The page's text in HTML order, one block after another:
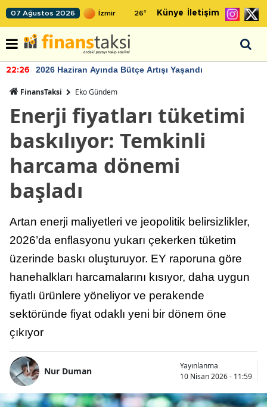
07 Ağustos 2026 26° Künye İletişim
22:26 2026 Haziran Ayında Bütçe Artışı Yaşandı
FinansTaksi Eko Gündem
Enerji fiyatları tüketimi
baskılıyor: Temkinli
harcama dönemi
başladı
Artan enerji maliyetleri ve jeopolitik belirsizlikler,
2026’da enflasyonu yukarı çekerken tüketim
üzerinde baskı oluşturuyor. EY raporuna göre
hanehalkları harcamalarını kısıyor, daha uygun
fiyatlı ürünlere yöneliyor ve perakende
sektöründe fiyat odaklı yeni bir dönem öne
çıkıyor
Nur Duman
Yayınlanma
10 Nisan 2026 - 11:59